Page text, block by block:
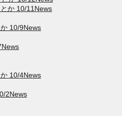
か 10/11News
10/9News
10/4News
2News